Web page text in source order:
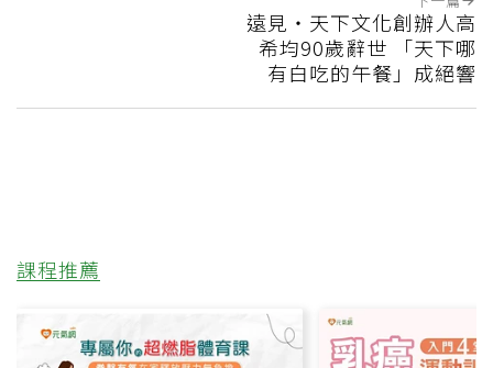
遠見‧天下文化創辦人高
希均90歲辭世 「天下哪
有白吃的午餐」成絕響
課程推薦